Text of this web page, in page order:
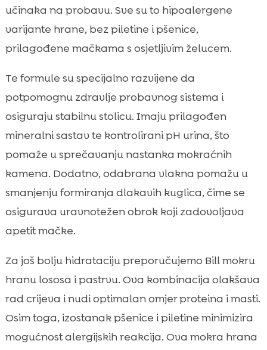
učinaka na probavu. Sve su to hipoalergene
varijante hrane, bez piletine i pšenice,
prilagođene mačkama s osjetljivim želucem.
Te formule su specijalno razvijene da
potpomognu zdravlje probavnog sistema i
osiguraju stabilnu stolicu. Imaju prilagođen
mineralni sastav te kontrolirani pH urina, što
pomaže u sprečavanju nastanka mokraćnih
kamena. Dodatno, odabrana vlakna pomažu u
smanjenju formiranja dlakavih kuglica, čime se
osigurava uravnotežen obrok koji zadovoljava
apetit mačke.
Za još bolju hidrataciju preporučujemo Bill mokru
hranu lososa i pastrvu. Ova kombinacija olakšava
rad crijeva i nudi optimalan omjer proteina i masti.
Osim toga, izostanak pšenice i piletine minimizira
mogućnost alergijskih reakcija. Ova mokra hrana